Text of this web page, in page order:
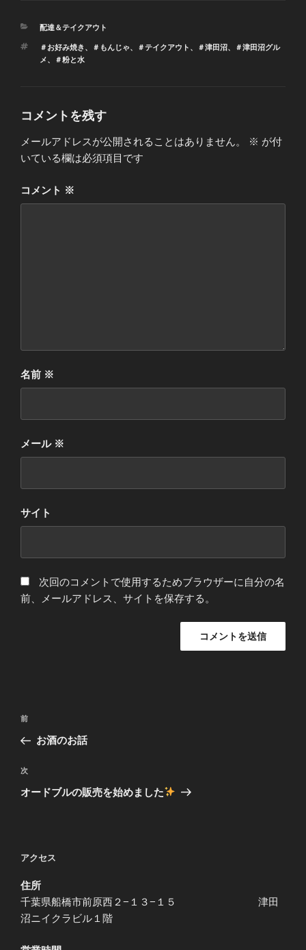
カ
ゴ
リ
配達＆テイクアウト
タ
グ
＃お好み焼き 、 ＃もんじゃ、 ＃テイクアウト 、 ＃津田沼、
＃津田沼グル
メ、 ＃粉と水
コメントを残す
メールアドレスが公開されることはありません。 ※ が付
いている欄は必須項目です
コメント ※
名前 ※
メール ※
サイト
次回のコメントで使用するためブラウザーに自分の名
前、メールアドレス、サイトを保存する。
投
ナ
ビ
ゲ
ン
前
の
稿
前
お酒のお話
次
の
次
オードブルの販売を始めました
アクセス
住所
千葉県船橋市前原西２−１３−１５ 津田
沼ニイクラビル１階